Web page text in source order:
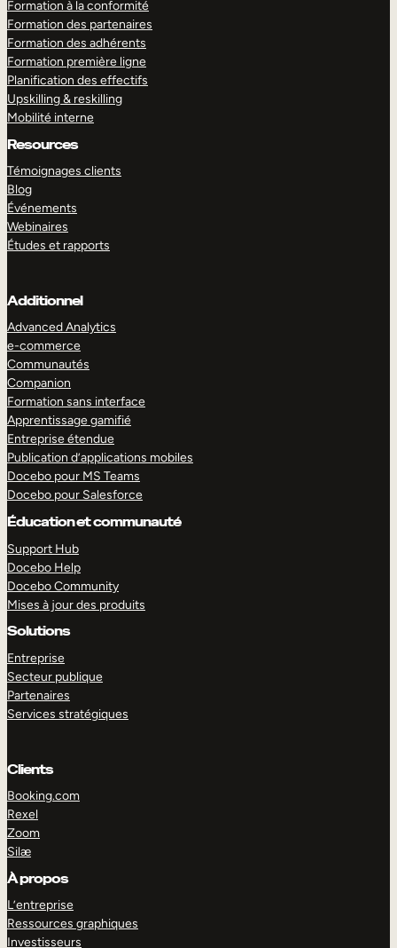
Formation à la conformité
Formation des partenaires
Formation des adhérents
Formation première ligne
Planification des effectifs
Upskilling & reskilling
Mobilité interne
Resources
Témoignages clients
Blog
Événements
Webinaires
Études et rapports
Additionnel
Advanced Analytics
e-commerce
Communautés
Companion
Formation sans interface
Apprentissage gamifié
Entreprise étendue
Publication d’applications mobiles
Docebo pour MS Teams
Docebo pour Salesforce
Éducation et communauté
Support Hub
Docebo Help
Docebo Community
Mises à jour des produits
Solutions
Entreprise
Secteur publique
Partenaires
Services stratégiques
Clients
Booking.com
Rexel
Zoom
Silæ
À propos
L’entreprise
Ressources graphiques
Investisseurs